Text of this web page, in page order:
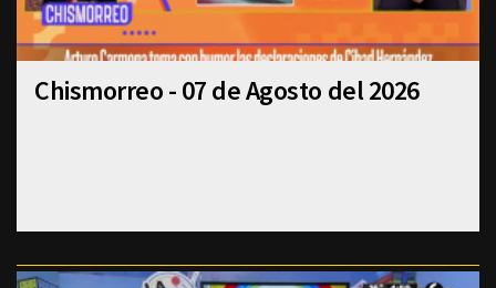
Chismorreo - 07 de Agosto del 2026